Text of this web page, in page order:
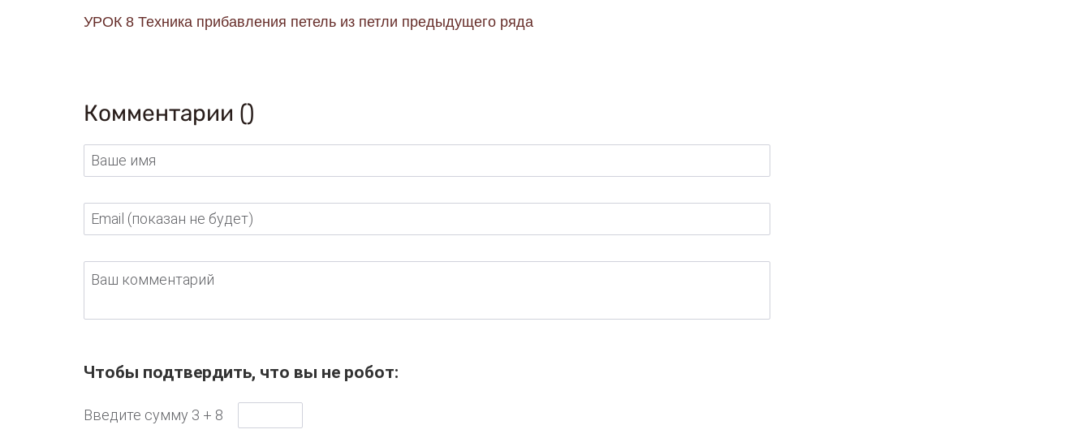
УРОК 8 Техника прибавления петель из петли предыдущего ряда
Комментарии ()
Ваше имя
Email (показан не будет)
Ваш комментарий
Чтобы подтвердить, что вы не робот:
Введите сумму 3 + 8